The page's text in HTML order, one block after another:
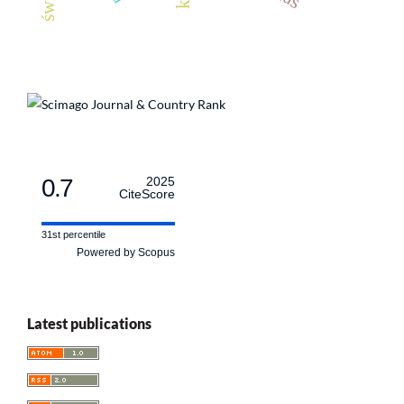
0.7
2025
CiteScore
31st percentile
Powered by Scopus
Latest publications